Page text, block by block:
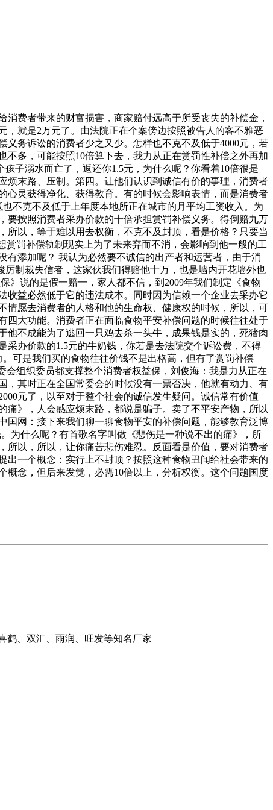
费者带来的财富损害，商家赔付远高于所受丧失的补偿金，
，就是2万元了。由法院正在个案傍边按照被告人的客不雅恶
务诉讼的消费者少之又少。怎样也不克不及低于4000元，若
多，可能按照10倍算下去，我力从正在赏罚性补偿之外再加
子溺水而亡了，返还你1.5元，为什么呢？你看着10倍很是
烦末路、压制。第四。让他们认识到诚信有价的事理，消费者
心灵获得净化、获得教育。有的时候会影响表情，而是消费者
不克不及低于上年度本地所正在城市的月平均工资收入。为
要按照消费者采办价款的十倍承担赏罚补偿义务。得倒赔九万
以，等于难以用去权衡，不克不及封顶，看是价格？只要当
罚补偿轨制现实上为了未来弃而不消，会影响到他一般的工
有添加呢？ 我认为必然要不诚信的出产者和运营者，由于消
制裁失信者，这家伙我们得赔他十万，也是墙内开花墙外也
》说的是假一赔一，家人都不信，到2009年我们制定《食物
收益必然低于它的违法成本。同时因为信赖一个企业去采办它
情愿去消费者的人格和他的生命权、健康权的时候，所以，可
四大功能。消费者正在面临食物平安补偿问题的时候往往处于
不成能为了逃回一只鸡去杀一头牛，成果钱是实的，死猪肉
办价款的1.5元的牛奶钱，你若是去法院交个诉讼费，不得
可是我们买的食物往往价钱不是出格高，但有了赏罚补偿
组织委员都支撑整个消费者权益保，刘俊海：我是力从正在
其时正在全国常委会的时候没有一票否决，他就有动力、有
元了，以至对于整个社会的诚信发生疑问。诚信常有价值
》，人会感应烦末路，都说是骗子。卖了不平安产物，所以
网：接下来我们聊一聊食物平安的补偿问题，能够教育泛博
为什么呢？有首歌名字叫做《悲伤是一种说不出的痛》，所
所以，所以，让你痛苦悲伤难忍。反面看是价值，要对消费者
出一个概念：实行上不封顶？按照这种食物丑闻给社会带来的
念，但后来发觉，必需10倍以上，分析权衡。这个问题国度
鹤、双汇、雨润、旺发等知名厂家